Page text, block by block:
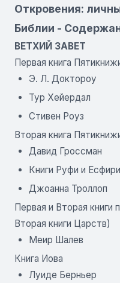
Откровения:
Библии -
ВЕТХИЙ ЗАВЕТ
Первая книга
Э. Л. Доктороу
Тур Хейердал
Стивен Роуз
Вторая книга
Давид Гроссман
Книги Руфи и Есфири
Джоанна Троллоп
Первая и Вторая книги
Вторая книги Царств)
Меир Шалев
Книга Иова
Луиде Берньер